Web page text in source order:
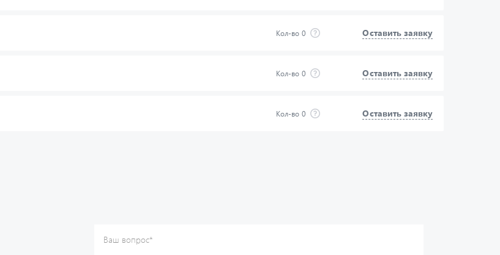
Кол-во 0 Оставить заявку
Кол-во 0 Оставить заявку
Кол-во 0 Оставить заявку
Ваш вопрос*